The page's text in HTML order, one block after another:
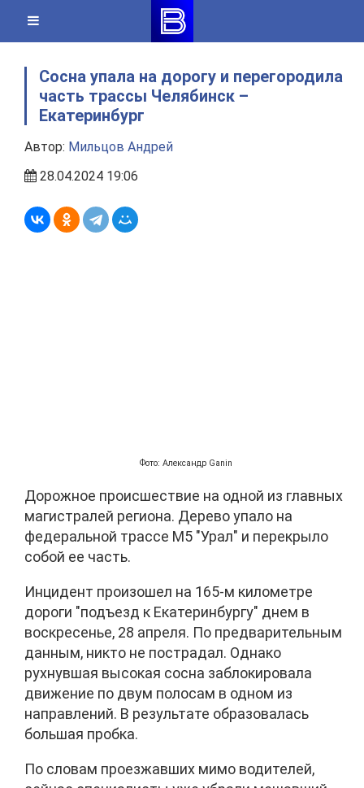
content
Сосна упала на дорогу и перегородила
часть трассы Челябинск –
Екатеринбург
Автор: Мильцов Андрей
28.04.2024 19:06
Фото: Александр Ganin
Дорожное происшествие на одной из главных
магистралей региона. Дерево упало на
федеральной трассе М5 "Урал" и перекрыло
собой ее часть.
Инцидент произошел на 165-м километре
дороги "подъезд к Екатеринбургу" днем в
воскресенье, 28 апреля. По предварительным
данным, никто не пострадал. Однако
рухнувшая высокая сосна заблокировала
движение по двум полосам в одном из
направлений. В результате образовалась
большая пробка.
По словам проезжавших мимо водителей,